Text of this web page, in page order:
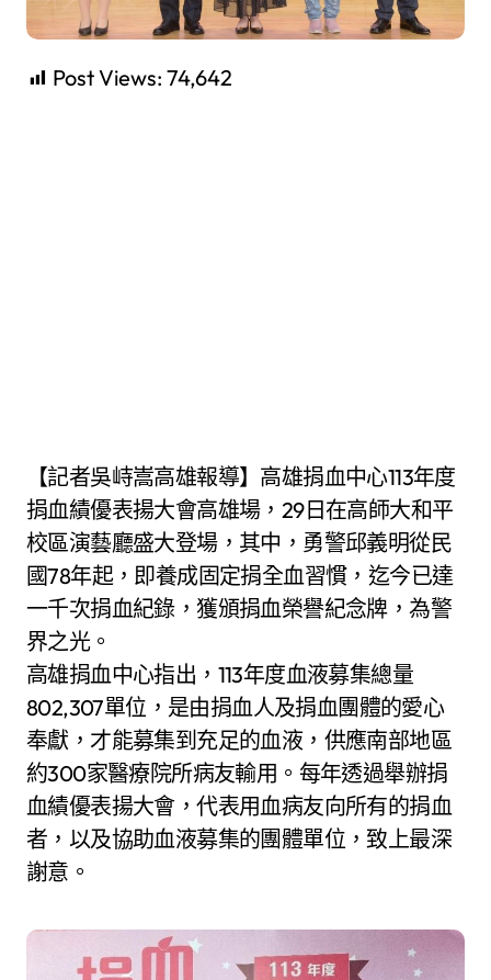
Post Views: 74,642
【記者吳峙嵩高雄報導】高雄捐血中心113年度
捐血績優表揚大會高雄場，29日在高師大和平
校區演藝廳盛大登場，其中，勇警邱義明從民
國78年起，即養成固定捐全血習慣，迄今已達
一千次捐血紀錄，獲頒捐血榮譽紀念牌，為警
界之光。
高雄捐血中心指出，113年度血液募集總量
802,307單位，是由捐血人及捐血團體的愛心
奉獻，才能募集到充足的血液，供應南部地區
約300家醫療院所病友輸用。每年透過舉辦捐
血績優表揚大會，代表用血病友向所有的捐血
者，以及協助血液募集的團體單位，致上最深
謝意。